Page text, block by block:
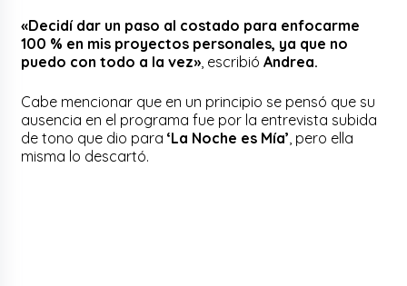
«Decidí dar un paso al costado para enfocarme
100 % en mis proyectos personales, ya que no
puedo con todo a la vez» , escribióAndrea.
Cabe mencionar que en un principio se pensó que su
ausencia en el programa fue por la entrevista subida
de tono que dio para‘La Noche es Mía’ , pero ella
misma lo descartó.